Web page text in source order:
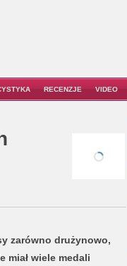
RECENZJE VIDEO
zarówno drużynowo,
miał wiele medali